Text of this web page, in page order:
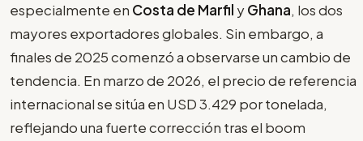
especialmente en Costa de Marfil yGhana, los dos
mayores exportadores globales. Sin embargo, a
finales de 2025 comenzó a observarse un cambio de
tendencia. En marzo de 2026, el precio de referencia
internacional se sitúa en USD 3.429 por tonelada,
reflejando una fuerte corrección tras el boom